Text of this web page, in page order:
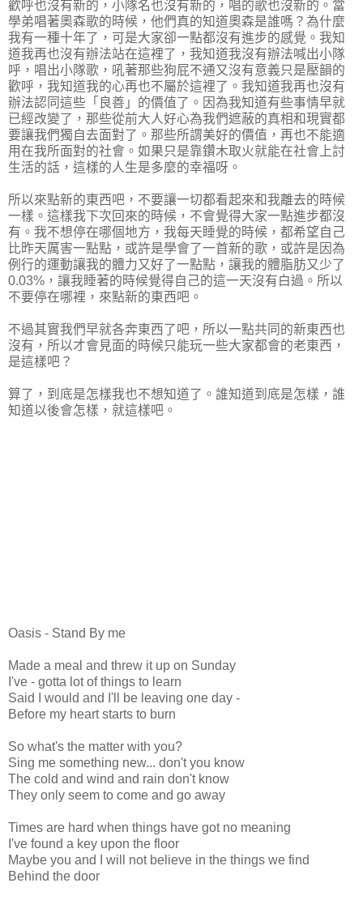
歡呼也沒有新的，小隊名也沒有新的，唱的歌也沒新的。當
學弟唱著奧森歌的時候，他們真的知道奧森是誰嗎？為什麼
我有一種十年了，可是大家卻一點都沒有進步的感覺。我知
道我再也沒有辦法站在這裡了，我知道我沒有辦法喊出小隊
呼，唱出小隊歌，吼著那些狗屁不通又沒有意義只是壓韻的
歡呼，我知道我的心再也不屬於這裡了。我知道我再也沒有
辦法認同這些「良善」的價值了。因為我知道有些事情早就
已經改變了，那些從前大人好心為我們遮蔽的真相和現實都
要讓我們獨自去面對了。那些所謂美好的價值，再也不能適
用在我所面對的社會。如果只是靠鑽木取火就能在社會上討
生活的話，這樣的人生是多麼的幸福呀。
所以來點新的東西吧，不要讓一切都看起來和我離去的時候
一樣。這樣我下次回來的時候，不會覺得大家一點進步都沒
有。我不想停在哪個地方，我每天睡覺的時候，都希望自己
比昨天厲害一點點，或許是學會了一首新的歌，或許是因為
例行的運動讓我的體力又好了一點點，讓我的體脂肪又少了
0.03%，讓我睡著的時候覺得自己的這一天沒有白過。所以
不要停在哪裡，來點新的東西吧。
不過其實我們早就各奔東西了吧，所以一點共同的新東西也
沒有，所以才會見面的時候只能玩一些大家都會的老東西，
是這樣吧？
算了，到底是怎樣我也不想知道了。誰知道到底是怎樣，誰
知道以後會怎樣，就這樣吧。
Oasis - Stand By me
Made a meal and threw it up on Sunday
I've - gotta lot of things to learn
Said I would and I'll be leaving one day -
Before my heart starts to burn
So what's the matter with you?
Sing me something new... don't you know
The cold and wind and rain don't know
They only seem to come and go away
Times are hard when things have got no meaning
I've found a key upon the floor
Maybe you and I will not believe in the things we find
Behind the door